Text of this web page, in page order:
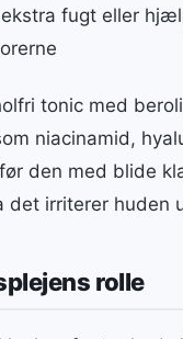
fugt eller
tonic med
niacinamid,
den med blide
det irriterer huden
rolle